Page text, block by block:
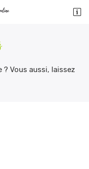

? Vous aussi, laissez